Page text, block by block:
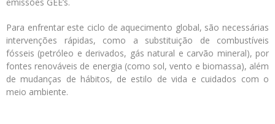
emissões GEE’s.
Para enfrentar este ciclo de aquecimento global, são necessárias
intervenções rápidas, como a substituição de combustíveis
fósseis (petróleo e derivados, gás natural e carvão mineral), por
fontes renováveis de energia (como sol, vento e biomassa), além
de mudanças de hábitos, de estilo de vida e cuidados com o
meio ambiente.